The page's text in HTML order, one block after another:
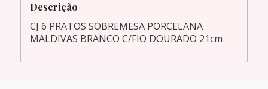
Descrição
CJ 6 PRATOS SOBREMESA PORCELANA
MALDIVAS BRANCO C/FIO DOURADO 21cm